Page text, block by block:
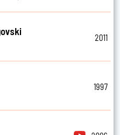
2011
1997